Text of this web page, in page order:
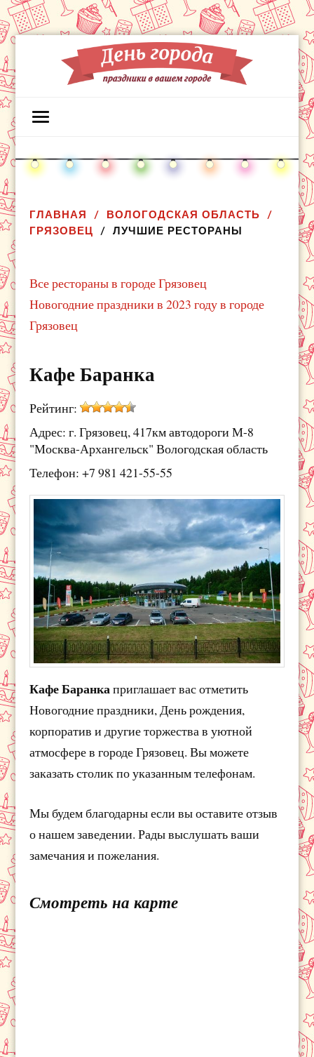
ГЛАВНАЯ
ВОЛОГОДСКАЯ ОБЛАСТЬ
ГРЯЗОВЕЦ
ЛУЧШИЕ РЕСТОРАНЫ
Все рестораны в городе Грязовец
Новогодние праздники в 2023 году в городе
Грязовец
Кафе Баранка
Рейтинг:
Адрес: г. Грязовец, 417км автодороги М-8
"Москва-Архангельск" Вологодская область
Телефон: +7 981 421-55-55
Кафе Баранкаприглашает вас отметить
Новогодние праздники, День рождения,
корпоратив и другие торжества в уютной
атмосфере в городе Грязовец. Вы можете
заказать столик по указанным телефонам.
Мы будем благодарны если вы оставите отзыв
о нашем заведении. Рады выслушать ваши
замечания и пожелания.
Смотреть на карте